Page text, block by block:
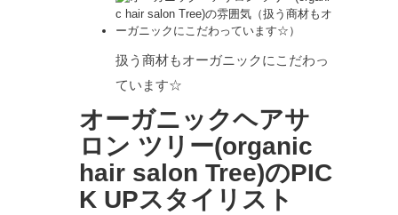
扱う商材もオーガニックにこだわっ
ています☆
オーガニックヘアサ
ロン ツリー(organic
hair salon Tree)のPIC
K UPスタイリスト